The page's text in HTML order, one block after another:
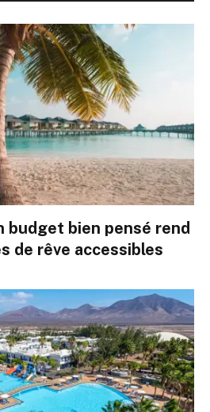
budget bien pensé rend
de rêve accessibles